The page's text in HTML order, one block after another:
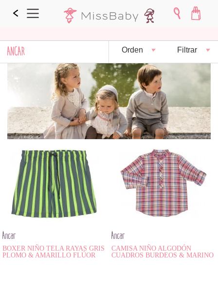
ANCAR Orden Filtrar
Ancar
BOXER NIÑO TELA RAYAS GRIS
PLOMO & AMARILLO FLÚOR
Ancar
CAMISA NIÑO ALGODÓN
CUADROS BURDEOS & MARINO